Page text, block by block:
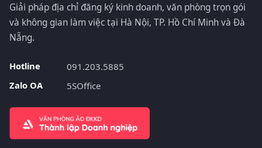
Giải pháp địa chỉ đăng ký kinh doanh, văn phòng trọn gói
và không gian làm việc tại Hà Nội, TP. Hồ Chí Minh và Đà
Nẵng.
Hotline
091.203.5885
Zalo OA
5SOffice